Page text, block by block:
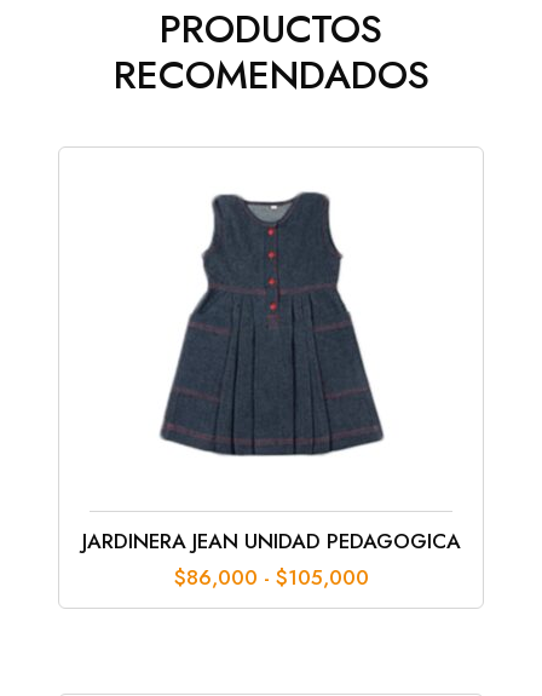
PRODUCTOS
RECOMENDADOS
JARDINERA JEAN UNIDAD PEDAGOGICA
$86,000 - $105,000Rango
de